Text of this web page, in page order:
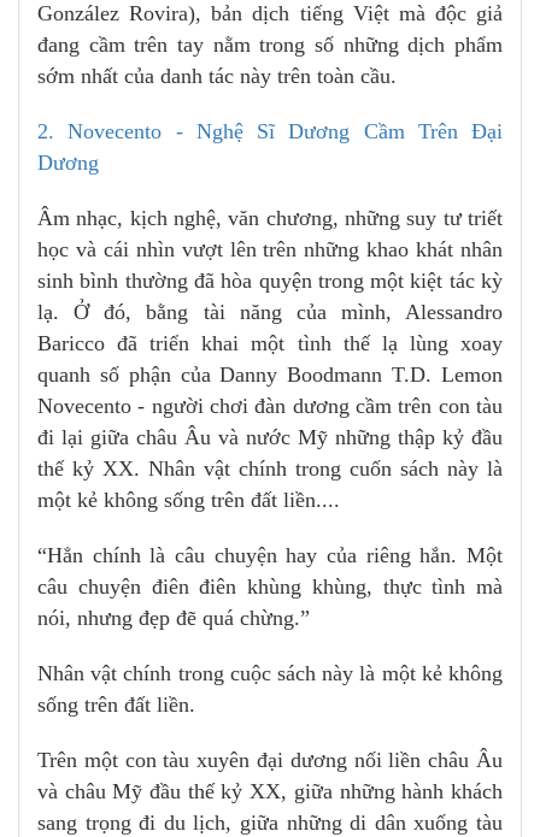
González Rovira), bản dịch tiếng Việt mà độc giả
đang cầm trên tay nằm trong số những dịch phẩm
sớm nhất của danh tác này trên toàn cầu.
2. Novecento - Nghệ Sĩ Dương Cầm Trên Đại
Dương
Âm nhạc, kịch nghệ, văn chương, những suy tư triết
học và cái nhìn vượt lên trên những khao khát nhân
sinh bình thường đã hòa quyện trong một kiệt tác kỳ
lạ. Ở đó, bằng tài năng của mình, Alessandro
Baricco đã triển khai một tình thế lạ lùng xoay
quanh số phận của Danny Boodmann T.D. Lemon
Novecento - người chơi đàn dương cầm trên con tàu
đi lại giữa châu Âu và nước Mỹ những thập kỷ đầu
thế kỷ XX. Nhân vật chính trong cuốn sách này là
một kẻ không sống trên đất liền....
“Hẳn chính là câu chuyện hay của riêng hắn. Một
câu chuyện điên điên khùng khùng, thực tình mà
nói, nhưng đẹp đẽ quá chừng.”
Nhân vật chính trong cuộc sách này là một kẻ không
sống trên đất liền.
Trên một con tàu xuyên đại dương nối liền châu Âu
và châu Mỹ đầu thế kỷ XX, giữa những hành khách
sang trọng đi du lịch, giữa những di dân xuống tàu